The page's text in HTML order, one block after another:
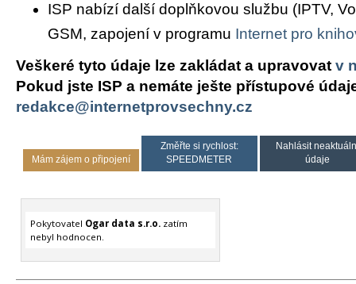
ISP nabízí další doplňkovou službu (IPTV,
GSM, zapojení v programu Internet pro
Veškeré tyto údaje lze zakládat a upravovat v
Pokud jste ISP a nemáte ješte přístupové
redakce@internetprovsechny.cz
Mám zájem o připojení
Změřte si rychlost:
SPEEDMETER
Nahlásit
údaje
Pokytovatel Ogar data s.r.o.zatím
nebyl hodnocen.